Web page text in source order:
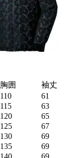
胸囲
袖丈
110
61
115
63
120
65
125
67
130
69
135
69
140
69